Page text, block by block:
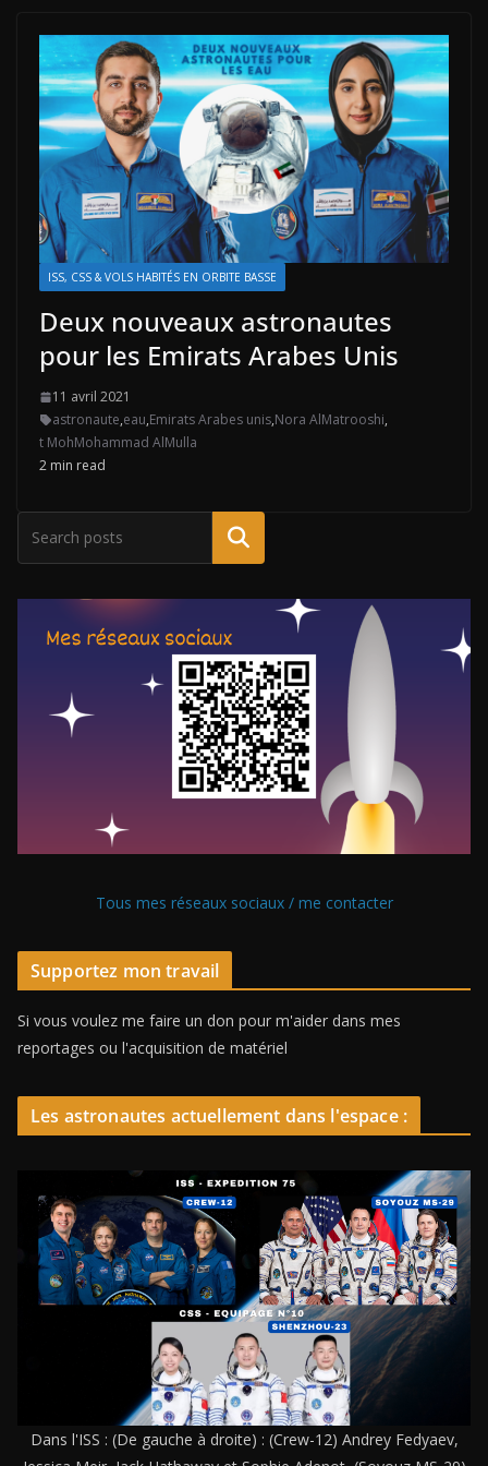
ISS, CSS & VOLS HABITÉS EN ORBITE BASSE
Deux nouveaux astronautes
pour les Emirats Arabes Unis
11 avril 2021
astronaute,eau,Emirats Arabes unis,Nora AlMatrooshi,
t MohMohammad AlMulla
2 min read
Tous mes réseaux sociaux / me contacter
Supportez mon travail
Si vous voulez me faire un don pour m'aider dans mes
reportages ou l'acquisition de matériel
Les astronautes actuellement dans l'espace :
Dans l'ISS : (De gauche à droite) : (Crew-12) Andrey Fedyaev,